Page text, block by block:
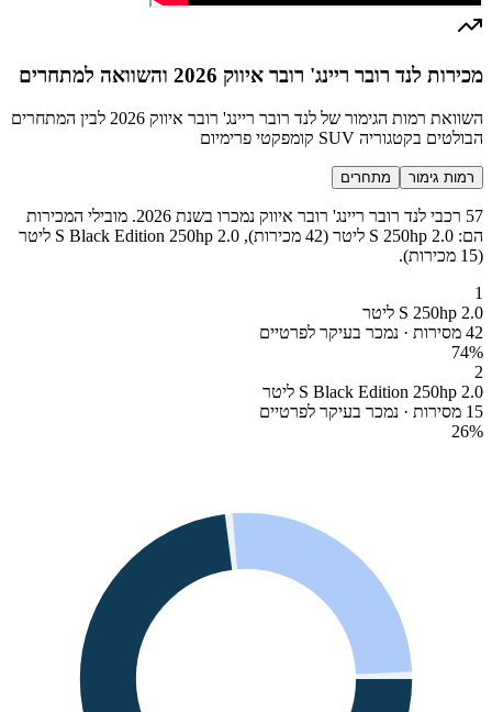
מכירות לנד רובר ריינג' רובר איווק 2026 והשוואה למתחרים
השוואת רמות הגימור של לנד רובר ריינג' רובר איווק 2026 לבין המתחרים
הבולטים בקטגוריה SUV קומפקטי פרימיום
רמות גימור מתחרים
57 רכבי לנד רובר ריינג' רובר איווק נמכרו בשנת 2026. מובילי המכירות
הם: S 250hp 2.0 ליטר (42 מכירות), S Black Edition 250hp 2.0 ליטר
(15 מכירות).
1
S 250hp 2.0 ליטר
42 מסירות · נמכר בעיקר לפרטיים
74%
2
S Black Edition 250hp 2.0 ליטר
15 מסירות · נמכר בעיקר לפרטיים
26%